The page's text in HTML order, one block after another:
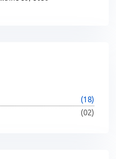
(18)
(02)